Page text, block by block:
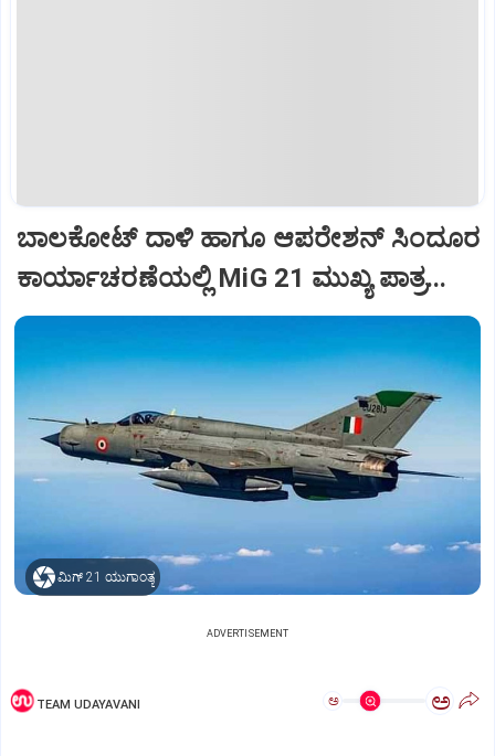
ಬಾಲಕೋಟ್‌ ದಾಳಿ ಹಾಗೂ ಆಪರೇಶನ್‌ ಸಿಂದೂರ
ಕಾರ್ಯಾಚರಣೆಯಲ್ಲಿ MiG 21 ಮುಖ್ಯ ಪಾತ್ರ...
ಮಿಗ್‌ 21 ಯುಗಾಂತ್ಯ
ADVERTISEMENT
TEAM UDAYAVANI ಅ ಅ